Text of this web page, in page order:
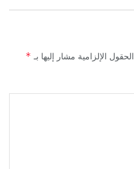
الحقول الإلزامية مشار إليها بـ *